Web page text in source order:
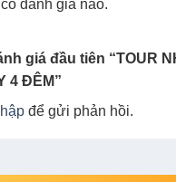
đánh giá nào.
giá đầu tiên “TOUR
4 ĐÊM”
để gửi phản hồi.